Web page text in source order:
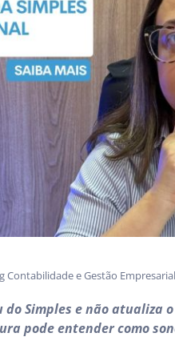
Contabilidade e Gestão Empresarial
do Simples e não
pode entender como